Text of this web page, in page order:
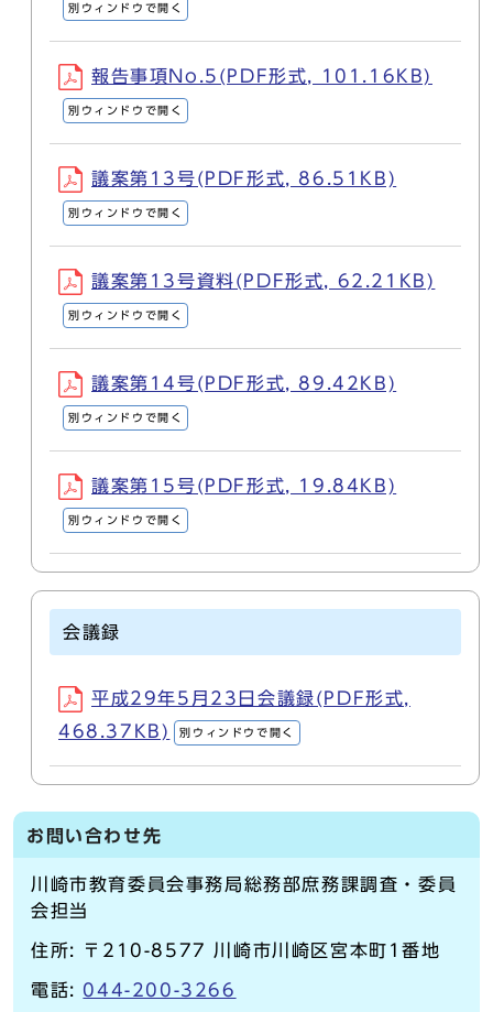
別ウィンドウで開く
報告事項No.5(PDF形式, 101.16KB)
別ウィンドウで開く
議案第13号(PDF形式, 86.51KB)
別ウィンドウで開く
議案第13号資料(PDF形式, 62.21KB)
別ウィンドウで開く
議案第14号(PDF形式, 89.42KB)
別ウィンドウで開く
議案第15号(PDF形式, 19.84KB)
別ウィンドウで開く
会議録
平成29年5月23日会議録(PDF形式,
468.37KB)
別ウィンドウで開く
お問い合わせ先
川崎市教育委員会事務局総務部庶務課調査・委員
会担当
住所: 〒210-8577 川崎市川崎区宮本町1番地
電話: 044-200-3266